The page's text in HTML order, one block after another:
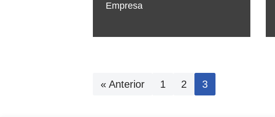
Empresa
« Anterior 1 2 3